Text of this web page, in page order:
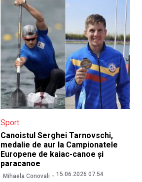
Sport
Canoistul Serghei Tarnovschi,
medalie de aur la Campionatele
Europene de kaiac-canoe și
paracanoe
Mihaela Conovali 15.06.2026 07:54